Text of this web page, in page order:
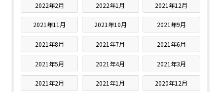
2022年2月 2022年1月 2021年12月
2021年11月 2021年10月 2021年9月
2021年8月 2021年7月 2021年6月
2021年5月 2021年4月 2021年3月
2021年2月 2021年1月 2020年12月